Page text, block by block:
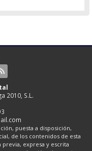
2010, S.L.
puesta a disposición,
de los contenidos de esta
expresa y escrita